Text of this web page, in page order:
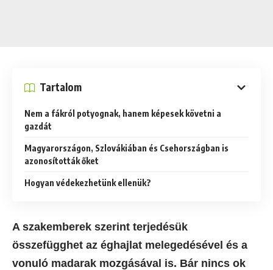
Tartalom
Nem a fákról potyognak, hanem képesek követni a
gazdát
Magyarországon, Szlovákiában és Csehországban is
azonosították őket
Hogyan védekezhetünk ellenük?
A szakemberek szerint terjedésük
összefügghet az éghajlat melegedésével és a
vonuló madarak mozgásával is. Bár nincs ok